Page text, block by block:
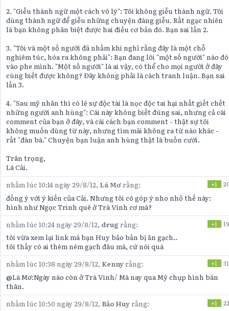
2. "Giễu thành ngữ một cách vô lý": Tôi không giễu thành ngữ. Tôi
dùng thành ngữ để giễu những chuyện đáng giễu. Rất ngạc nhiên
là bạn không phân biệt được hai điều cơ bản đó. Bạn sai lần 2.
3. "Tôi và một số người đã nhầm khi nghĩ rằng đây là một chỗ
nghiêm túc, hóa ra không phải": Bạn đang lôi "một số người" nào đó
vào phe mình. "Một số người" là ai vậy, có thể cho mọi người ở đây
cùng biết được không? Đây không phải là cách tranh luận. Bạn sai
lần 3.
4. "Sau mỹ nhân thì có lẽ sự độc tài là nọc độc tai hại nhất giết chết
những người anh hùng": Cái này không biết đúng sai, nhưng cả cái
comment của bạn ở đây, và cái cách bạn comment - thật sự tôi
không muốn dùng từ này, nhưng tìm mãi không ra từ nào khác -
rất "đàn bà." Chuyện bạn luận anh hùng thật là buồn cười.
Trân trọng,
Lá Cải.
nhằm lúc 10:14 ngày 29/8/12, Lá Mơrằng: +1
đồng ý với ý kiến của Cải. Nhưng tôi có góp ý nho nhỏ thế này:
hình như Ngọc Trinh quê ở Trà Vinh cơ mà?
nhằm lúc 10:24 ngày 29/8/12, drugrằng: +1 19
tôi vừa xem lại link mà bạn Huy bảo bản bị ăn gạch..
tôi thấy có ai thèm ném gạch đâu mà, cứ nói quá
nhằm lúc 10:38 ngày 29/8/12, Kennyrằng: +1 31
@Lá Mơ:Ngày nào còn ở Trà Vinh/ Mà nay qua Mỹ chụp hình bán
thân.
nhằm lúc 10:50 ngày 29/8/12, Bảo Huyrằng: +1 22